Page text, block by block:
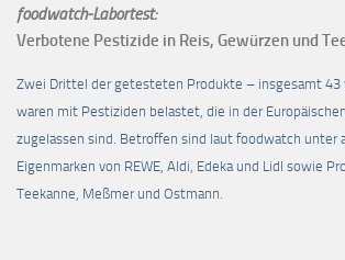
foodwatch-Labortest:
Verbotene Pestizide in Reis, Gewürzen und
Zwei Drittel der getesteten Produkte – insgesamt 43
waren mit Pestiziden belastet, die in der
zugelassen sind. Betroffen sind laut foodwatch unter
Eigenmarken von REWE, Aldi, Edeka und Lidl sowie
Teekanne, Meßmer und Ostmann.